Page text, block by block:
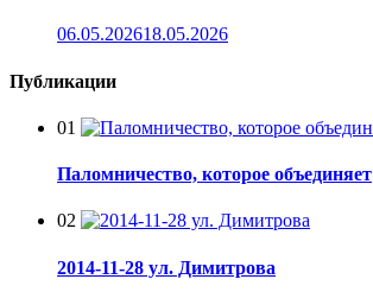
06.05.202618.05.2026
Публикации
01
Паломничество, которое объединяет
02
2014-11-28 ул. Димитрова